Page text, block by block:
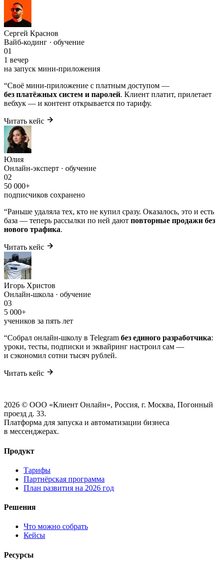
Сергей Краснов
Вайб-кодинг · обучение
01
1 вечер
на запуск мини-приложения
“Своё мини-приложение с платным доступом —
без платёжных систем и паролей. Клиент платит, прилетает
вебхук — и контент открывается по тарифу.
Читать кейс
Юлия
Онлайн-эксперт · обучение
02
50 000+
подписчиков сохранено
“Раньше удаляла тех, кто не купил сразу. Оказалось, это и есть
база — теперь рассылки по ней дают повторные продажи без
нового трафика.
Читать кейс
Игорь Христов
Онлайн-школа · обучение
03
5 000+
учеников за пять лет
“Собрал онлайн-школу в Telegram без единого разработчика:
уроки, тесты, подписки и эквайринг настроил сам —
и сэкономил сотни тысяч рублей.
Читать кейс
2026 © ООО «Клиент Онлайн», Россия, г. Москва, Погонный
проезд д. 33.
Платформа для запуска и автоматизации бизнеса
в мессенджерах.
Продукт
Тарифы
Партнёрская программа
План развития на 2026 год
Решения
Что можно собрать
Кейсы
Ресурсы